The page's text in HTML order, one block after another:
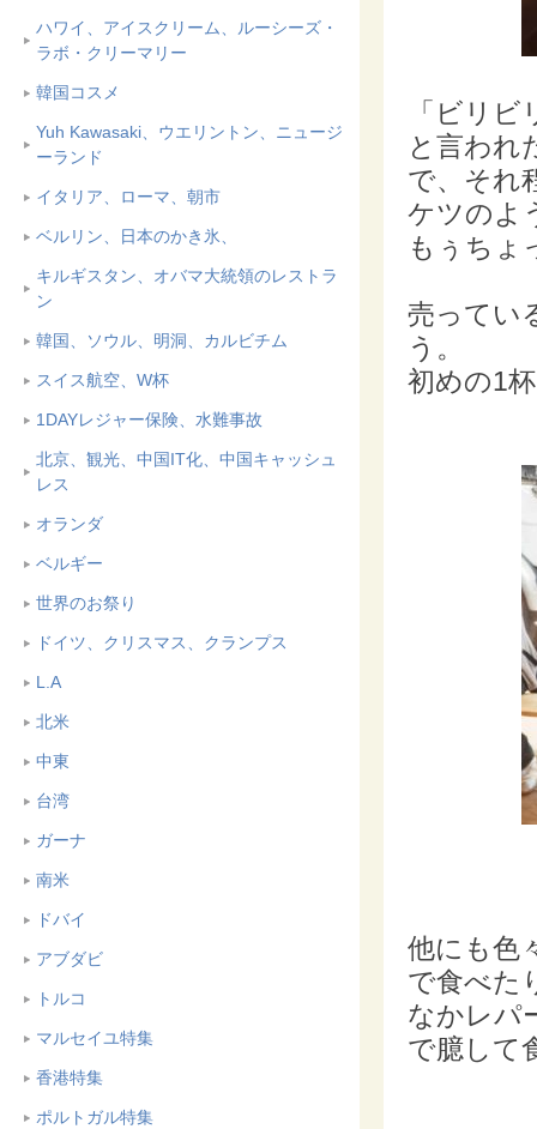
ハワイ、アイスクリーム、ルーシーズ・
ラボ・クリーマリー
韓国コスメ
Yuh Kawasaki、ウエリントン、ニュージ
ーランド
イタリア、ローマ、朝市
ベルリン、日本のかき氷、
キルギスタン、オバマ大統領のレストラ
ン
韓国、ソウル、明洞、カルビチム
スイス航空、W杯
1DAYレジャー保険、水難事故
北京、観光、中国IT化、中国キャッシュ
レス
オランダ
ベルギー
世界のお祭り
ドイツ、クリスマス、クランプス
L.A
北米
中東
台湾
ガーナ
南米
ドバイ
アブダビ
トルコ
マルセイユ特集
香港特集
ポルトガル特集
「ビリ
と言われ
で、それ
ケツのよ
もぅちょ
売ってい
う。
初めの1
他にも色
で食べた
なかレパ
で臆して